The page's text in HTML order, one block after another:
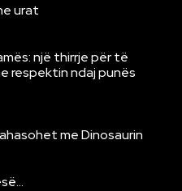
urat
një thirrje për të
respektin ndaj punës
me Dinosaurin